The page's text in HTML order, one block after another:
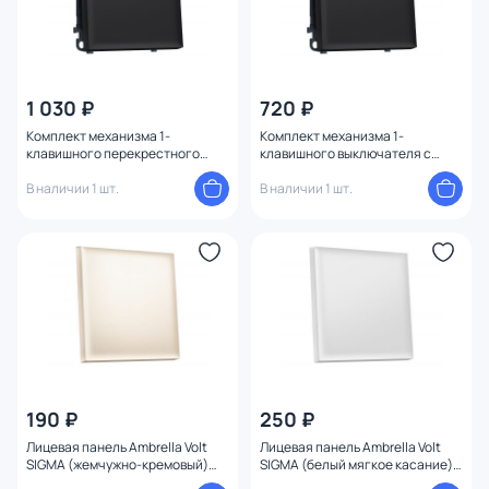
1 030 ₽
Комплект механизма 1-
клавишного перекрестного
SIGMA MS981030 черный мягкое
В наличии 1 шт.
720 ₽
Комплект механизма 1-
клавишного выключателя с
самовозвратом Ambrella Volt
SIGMA MS981050 черный мягкое
В наличии 1 шт.
190 ₽
Лицевая панель Ambrella Volt
SIGMA (жемчужно-кремовый)
для 1-клавишных выключателей
250 ₽
Лицевая панель Ambrella Volt
SIGMA (белый мягкое касание)
для 1-клавишных выключателей